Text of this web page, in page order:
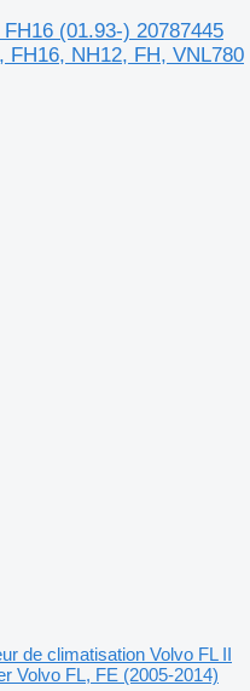
(01.93-) 20787445
FH16, NH12, FH, VNL780
de climatisation Volvo FL II
Volvo FL, FE (2005-2014)